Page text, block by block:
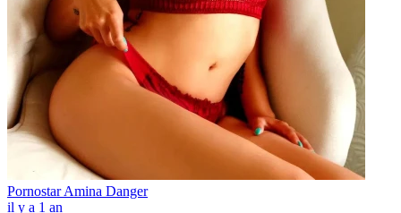
Pornostar Amina Danger
il y a 1 an